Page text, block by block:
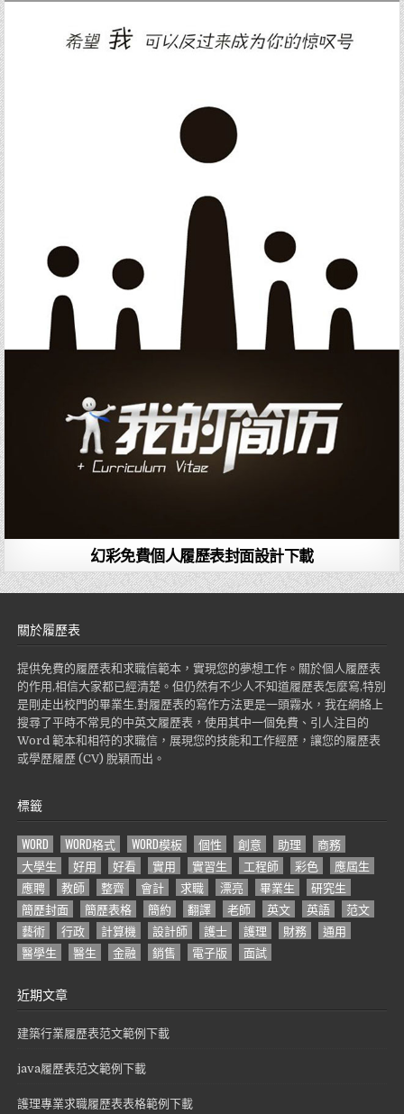
幻彩免費個人履歷表封面設計下載
關於履歷表
提供免費的履歷表和求職信範本，實現您的夢想工作。關於個人履歷表
的作用,相信大家都已經清楚。但仍然有不少人不知道履歷表怎麼寫,特別
是剛走出校門的畢業生,對履歷表的寫作方法更是一頭霧水，我在網絡上
搜尋了平時不常見的中英文履歷表，使用其中一個免費、引人注目的
Word 範本和相符的求職信，展現您的技能和工作經歷，讓您的履歷表
或學歷履歷 (CV) 脫穎而出。
標籤
WORD WORD格式 WORD模板 個性 創意 助理
商務
大學生
好用 好看 實用 實習生 工程師 彩色
應屆生
應聘
教師 整齊 會計 求職 漂亮 畢業生
研究生
簡歷封面
簡歷表格 簡約 翻譯 老師 英文 英語
范文
藝術
行政 計算機 設計師 護士 護理 財務
通用
醫學生
醫生 金融 銷售 電子版 面試
近期文章
建築行業履歷表范文範例下載
java履歷表范文範例下載
護理專業求職履歷表表格範例下載